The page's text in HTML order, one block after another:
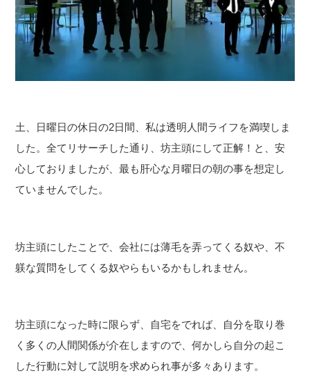
土、日曜日の休日の2日間、私は透明人間ライフを満喫しま
した。全てリサーチした通り、坊主頭にして正解！と、安
心しておりましたが、最も肝心な月曜日の朝の事を想定し
ていませんでした。
坊主頭にしたことで、会社には薄毛を弄ってくる奴や、不
躾な質問をしてくる奴やらもいるかもしれません。
坊主頭になった時に限らず、自宅をでれば、自分を取り巻
く多くの人間関係が介在しますので、何かしら自分の起こ
した行動に対して説明を求められ事が多々あります。